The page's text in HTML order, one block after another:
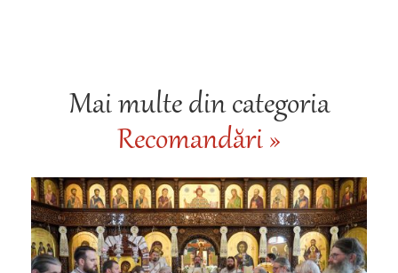
Mai multe din categoria
Recomandări »